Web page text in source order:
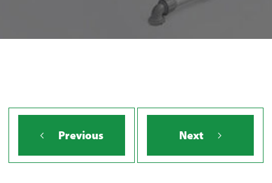
Previous Next